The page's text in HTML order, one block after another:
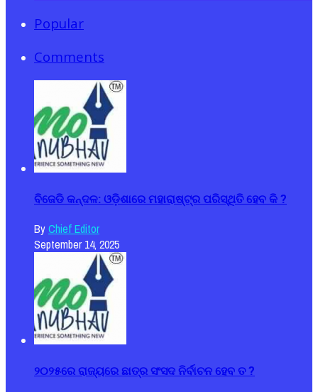
Popular
Comments
ବିଜେଡି କନ୍ଦଳ: ଓଡ଼ିଶାରେ ମହାରାଷ୍ଟ୍ର ପରିସ୍ଥିତି ହେବ କି ?
ByChief Editor
September 14, 2025
୨୦୨୫ରେ ରାଜ୍ୟରେ ଛାତ୍ର ସଂସଦ ନିର୍ବାଚନ ହେବ ତ ?